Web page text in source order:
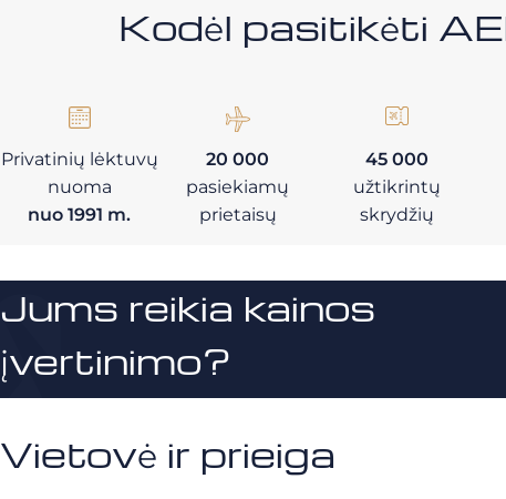
Kodėl pasitikėti
Privatinių lėktuvų
nuoma
nuo 1991 m.
20 000
pasiekiamų
prietaisų
45 000
užtikrintų
skrydžių
Jums reikia kainos
įvertinimo?
Vietovė ir prieiga